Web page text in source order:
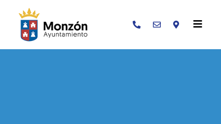
Buscar